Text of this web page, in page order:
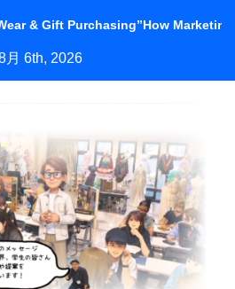
& Gift Purchasing”How
月 6th, 2026